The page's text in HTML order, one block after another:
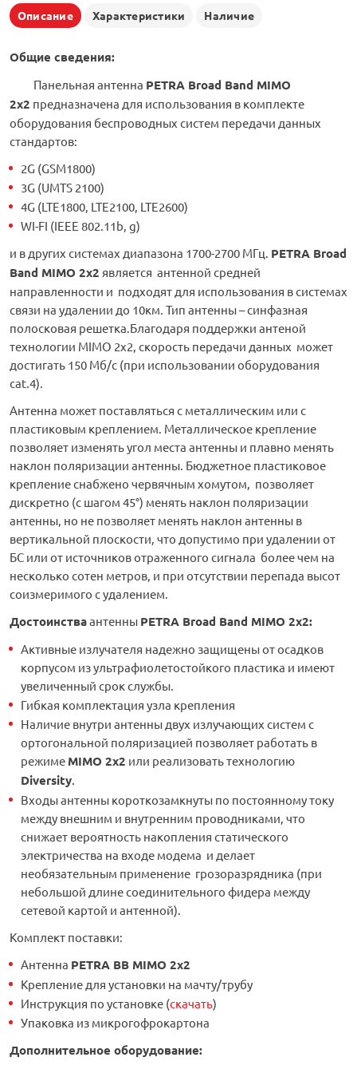
Описание Характеристики Наличие
Общие сведения:
Панельная антенна PETRA Broad Band MIMO
2x2 предназначена для использования в комплекте
оборудования беспроводных систем передачи данных
стандартов:
2G (GSM1800)
3G (UMTS 2100)
4G (LTE1800, LTE2100, LTE2600)
WI-FI (IEEE 802.11b, g)
и в других системах диапазона 1700-2700 МГц. PETRA Broad
Band MIMO 2x2 является антенной средней
направленности и подходят для использования в системах
связи на удалении до 10км. Тип антенны – синфазная
полосковая решетка.Благодаря поддержки антеной
технологии MIMO 2x2, скорость передачи данных может
достигать 150 Мб/с (при использовании оборудования
cat.4).
Антенна может поставляться с металлическим или с
пластиковым креплением. Металлическое крепление
позволяет изменять угол места антенны и плавно менять
наклон поляризации антенны. Бюджетное пластиковое
крепление снабжено червячным хомутом, позволяет
дискретно (с шагом 45°) менять наклон поляризации
антенны, но не позволяет менять наклон антенны в
вертикальной плоскости, что допустимо при удалении от
БС или от источников отраженного сигнала более чем на
несколько сотен метров, и при отсутствии перепада высот
соизмеримого с удалением.
Достоинстваантенны PETRA Broad Band MIMO 2x2:
Активные излучателя надежно защищены от осадков
корпусом из ультрафиолетостойкого пластика и имеют
увеличенный срок службы.
Гибкая комплектация узла крепления
Наличие внутри антенны двух излучающих систем с
ортогональной поляризацией позволяет работать в
режиме MIMO 2x2 или реализовать технологию
Diversity.
Входы антенны короткозамкнуты по постоянному току
между внешним и внутренним проводниками, что
снижает вероятность накопления статического
электричества на входе модема и делает
необязательным применение грозоразрядника (при
небольшой длине соединительного фидера между
сетевой картой и антенной).
Комплект поставки:
Антенна PETRA BB MIMO 2x2
Крепление для установки на мачту/трубу
Инструкция по установке (скачать)
Упаковка из микрогофрокартона
Дополнительное оборудование: